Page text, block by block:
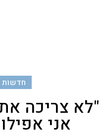
חדשות
"לא צריכה
אני